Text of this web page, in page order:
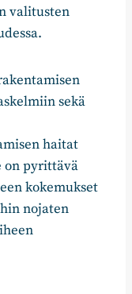
valitusten
sekä
haitat
pyrittävä
kokemukset
nojaten